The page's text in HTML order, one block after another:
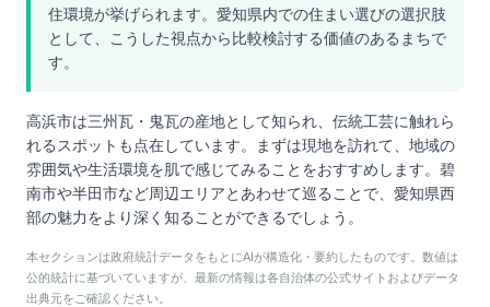
住環境が挙げられます。愛知県内での住まい選びの選択肢
として、こうした視点から比較検討する価値のあるまちで
す。
高浜市は三州瓦・鬼瓦の産地として知られ、伝統工芸に触れら
れるスポットも点在しています。まずは現地を訪れて、地域の
雰囲気や生活環境を肌で感じてみることをおすすめします。碧
南市や半田市など周辺エリアとあわせて巡ることで、愛知県西
部の魅力をより深く知ることができるでしょう。
本セクションは政府統計データをもとにAIが構造化・要約したものです。数値は
公的統計に基づいていますが、最新の情報は各自治体の公式サイトおよびデータ
出典元をご確認ください。